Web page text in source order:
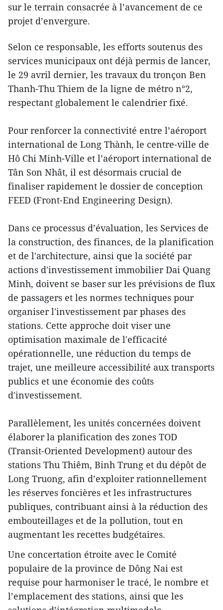
sur le terrain consacrée à l’avancement de ce
projet d’envergure.
Selon ce responsable, les efforts soutenus des
services municipaux ont déjà permis de lancer,
le 29 avril dernier, les travaux du tronçon Ben
Thanh-Thu Thiem de la ligne de métro n°2,
respectant globalement le calendrier fixé.
Pour renforcer la connectivité entre l’aéroport
international de Long Thành, le centre-ville de
Hô Chi Minh-Ville et l’aéroport international de
Tân Son Nhât, il est désormais crucial de
finaliser rapidement le dossier de conception
FEED (Front-End Engineering Design).
Dans ce processus d’évaluation, les Services de
la construction, des finances, de la planification
et de l'architecture, ainsi que la société par
actions d'investissement immobilier Dai Quang
Minh, doivent se baser sur les prévisions de flux
de passagers et les normes techniques pour
organiser l'investissement par phases des
stations. Cette approche doit viser une
optimisation maximale de l'efficacité
opérationnelle, une réduction du temps de
trajet, une meilleure accessibilité aux transports
publics et une économie des coûts
d'investissement.
Parallèlement, les unités concernées doivent
élaborer la planification des zones TOD
(Transit-Oriented Development) autour des
stations Thu Thiêm, Binh Trung et du dépôt de
Long Truong, afin d’exploiter rationnellement
les réserves foncières et les infrastructures
publiques, contribuant ainsi à la réduction des
embouteillages et de la pollution, tout en
augmentant les recettes budgétaires.
Une concertation étroite avec le Comité
populaire de la province de Dông Nai est
requise pour harmoniser le tracé, le nombre et
l’emplacement des stations, ainsi que les